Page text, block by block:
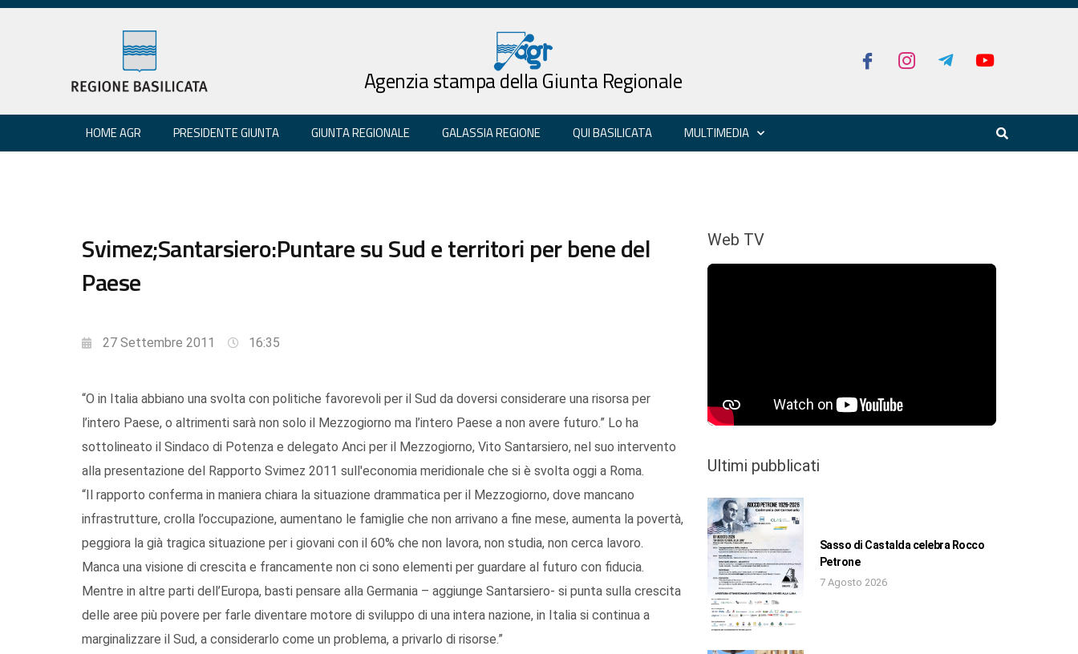
Agenzia stampa della Giunta Regionale
HOME AGR PRESIDENTE GIUNTA GIUNTA REGIONALE GALASSIA REGIONE QUI BASILICATA MULTIMEDIA
Svimez;Santarsiero:Puntare su Sud e territori per bene del
Paese
27 Settembre 2011 16:35
“O in Italia abbiano una svolta con politiche favorevoli per il Sud da doversi considerare una risorsa per
l’intero Paese, o altrimenti sarà non solo il Mezzogiorno ma l’intero Paese a non avere futuro.” Lo ha
sottolineato il Sindaco di Potenza e delegato Anci per il Mezzogiorno, Vito Santarsiero, nel suo intervento
alla presentazione del Rapporto Svimez 2011 sull'economia meridionale che si è svolta oggi a Roma.
“Il rapporto conferma in maniera chiara la situazione drammatica per il Mezzogiorno, dove mancano
infrastrutture, crolla l’occupazione, aumentano le famiglie che non arrivano a fine mese, aumenta la povertà,
peggiora la già tragica situazione per i giovani con il 60% che non lavora, non studia, non cerca lavoro.
Manca una visione di crescita e francamente non ci sono elementi per guardare al futuro con fiducia.
Mentre in altre parti dell’Europa, basti pensare alla Germania – aggiunge Santarsiero- si punta sulla crescita
delle aree più povere per farle diventare motore di sviluppo di una intera nazione, in Italia si continua a
marginalizzare il Sud, a considerarlo come un problema, a privarlo di risorse.”
Web TV
Ultimi pubblicati
Sasso di Castalda celebra Rocco
Petrone
7 Agosto 2026